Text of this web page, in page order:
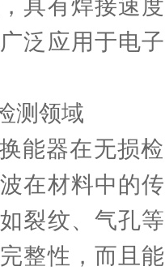
具有焊接速
泛应用于电
领域
器在无损检
在材料中的
裂纹、气孔
整性，而且